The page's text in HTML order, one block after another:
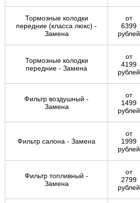
Тормозные колодки
передние (класса люкс) -
Замена
от
6399
рублей
Тормозные колодки
передние - Замена
от
4199
рублей
Фильтр воздушный -
Замена
от
1499
рублей
Фильтр салона - Замена
от
1999
рублей
Фильтр топливный -
Замена
от
2799
рублей